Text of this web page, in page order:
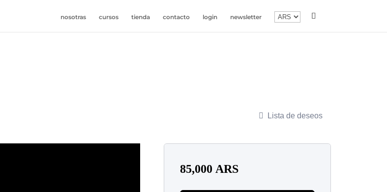
nosotras cursos tienda contacto login newsletter
Lista de deseos
85,000 ARS